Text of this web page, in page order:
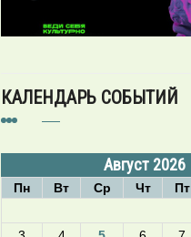
КАЛЕНДАРЬ СОБЫТИЙ
Август 2026
Пн Вт Ср Чт Пт